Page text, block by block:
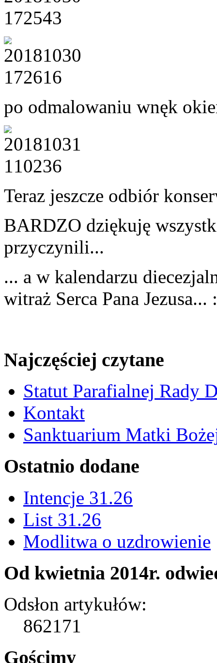
po odmalowaniu wnęk
Teraz jeszcze odbiór
BARDZO dziękuję
przyczynili...
... a w kalendarzu
witraż Serca Pana Jezusa...
Najczęściej czytane
Statut Parafialnej Rady
Kontakt
Sanktuarium Matki
Ostatnio dodane
Intencje 31.26
List 31.26
Modlitwa o uzdrowienie
Od kwietnia 2014r.
Odsłon artykułów:
862171
Gościmy